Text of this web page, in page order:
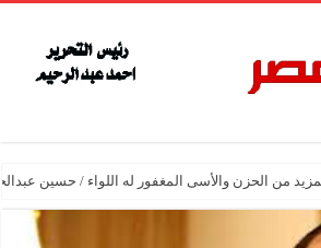
من الحزن والأسى المغفور له اللواء / حسين